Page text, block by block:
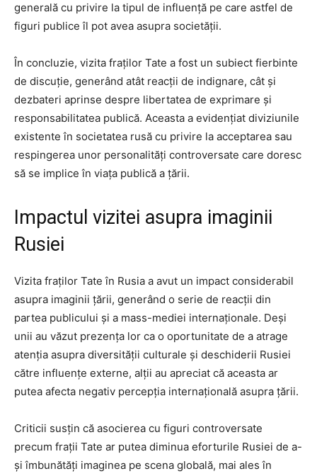
generală cu privire la tipul de influență pe care astfel de
figuri publice îl pot avea asupra societății.
În concluzie, vizita fraților Tate a fost un subiect fierbinte
de discuție, generând atât reacții de indignare, cât și
dezbateri aprinse despre libertatea de exprimare și
responsabilitatea publică. Aceasta a evidențiat diviziunile
existente în societatea rusă cu privire la acceptarea sau
respingerea unor personalități controversate care doresc
să se implice în viața publică a țării.
Impactul vizitei asupra imaginii
Rusiei
Vizita fraților Tate în Rusia a avut un impact considerabil
asupra imaginii țării, generând o serie de reacții din
partea publicului și a mass-mediei internaționale. Deși
unii au văzut prezența lor ca o oportunitate de a atrage
atenția asupra diversității culturale și deschiderii Rusiei
către influențe externe, alții au apreciat că aceasta ar
putea afecta negativ percepția internațională asupra țării.
Criticii susțin că asocierea cu figuri controversate
precum frații Tate ar putea diminua eforturile Rusiei de a-
și îmbunătăți imaginea pe scena globală, mai ales în